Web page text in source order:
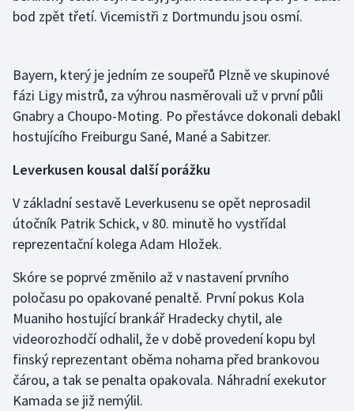
Házená
Judo
Krasobruslení
Lyže a snowboard
Moderní pětiboj
Motorsport
Olympijské hry
Parasport
Plavání
bod zpět třetí. Vicemistři z Dortmundu jsou osmí.
Bayern, který je jedním ze soupeřů Plzně ve skupinové
fázi Ligy mistrů, za výhrou nasměrovali už v první půli
Gnabry a Choupo-Moting. Po přestávce dokonali debakl
hostujícího Freiburgu Sané, Mané a Sabitzer.
Leverkusen kousal další porážku
V základní sestavě Leverkusenu se opět neprosadil
útočník Patrik Schick, v 80. minutě ho vystřídal
reprezentační kolega Adam Hložek.
Skóre se poprvé změnilo až v nastavení prvního
poločasu po opakované penaltě. První pokus Kola
Muaniho hostující brankář Hradecky chytil, ale
videorozhodčí odhalil, že v době provedení kopu byl
finský reprezentant oběma nohama před brankovou
čárou, a tak se penalta opakovala. Náhradní exekutor
Kamada se již nemýlil.